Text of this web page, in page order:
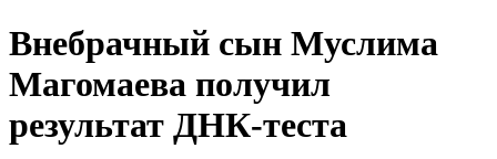
Внебрачный сын Муслима
Магомаева получил
результат ДНК-теста